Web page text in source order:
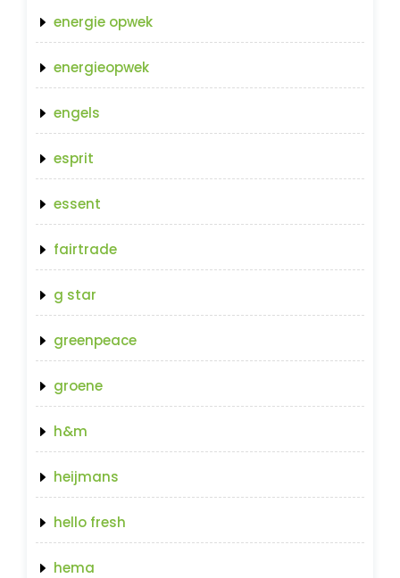
energie opwek
energieopwek
engels
esprit
essent
fairtrade
g star
greenpeace
groene
h&m
heijmans
hello fresh
hema